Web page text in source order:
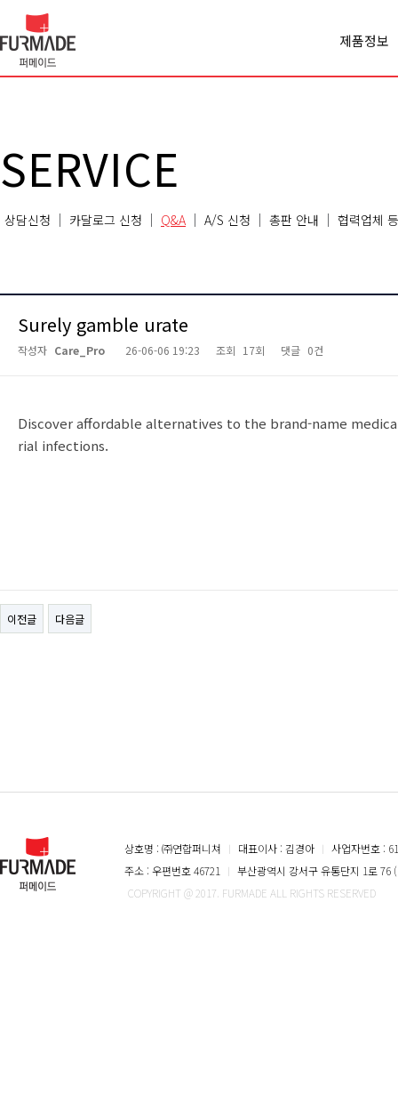
제품정보
Office
SERVICE
상담신청 카달로그 신청 Q&A A/S 신청 총판 안내 협력업체
Surely gamble urate
작성자 Care_Pro 26-06-06 19:23 조회 17회 댓글 0건
Discover affordable alternatives to the brand-name
rial infections.
이전글 다음글
상호명 : ㈜연합퍼니쳐 ㅣ 대표이사 : 김경아 ㅣ 사업자번호 :
주소 : 우편번호 46721
ㅣ 부산광역시 강서구 유통단지 1로 76
COPYRIGHT @ 2017. FURMADE ALL RIGHTS RESERVED